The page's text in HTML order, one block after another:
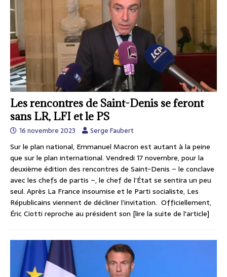
Les rencontres de Saint-Denis se feront
sans LR, LFI et le PS
16 novembre 2023 Serge Faubert
Sur le plan national, Emmanuel Macron est autant à la peine
que sur le plan international. Vendredi 17 novembre, pour la
deuxième édition des rencontres de Saint-Denis – le conclave
avec les chefs de partis –, le chef de l’État se sentira un peu
seul. Après La France insoumise et le Parti socialiste, Les
Républicains viennent de décliner l’invitation. Officiellement,
Éric Ciotti reproche au président son [lire la suite de l'article]